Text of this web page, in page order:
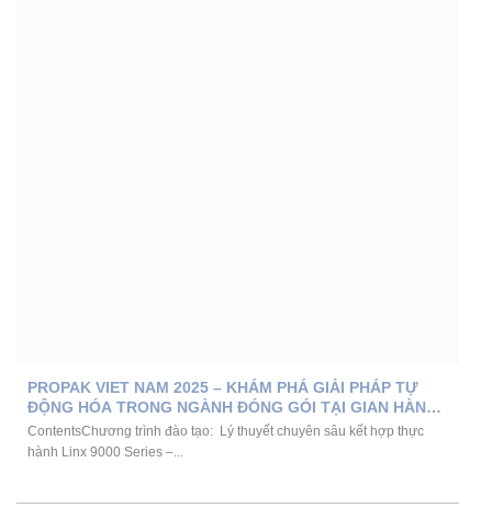
PROPAK VIET NAM 2025 – KHÁM PHÁ GIẢI PHÁP TỰ
ĐỘNG HÓA TRONG NGÀNH ĐÓNG GÓI TẠI GIAN HÀNG
VMS
ContentsChương trình đào tạo: Lý thuyết chuyên sâu kết hợp thực
hành Linx 9000 Series –...